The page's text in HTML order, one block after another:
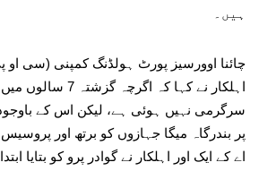
ہیں۔
چائنا اوورسیز پورٹ ہولڈنگ کمپنی (سی
اہلکار نے کہا کہ اگرچہ
سرگرمی نہیں ہوئی ہے، لیکن اس کے
پر بندرگاہ میگا جہازوں کو برتھ اور
اے کے ایک اور اہلکار نے گوادر پرو کو بتایا